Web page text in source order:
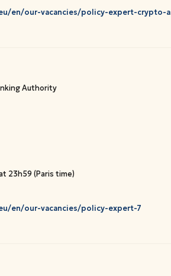
en/our-vacancies/policy-expert-crypto-
Authority
23h59 (Paris time)
en/our-vacancies/policy-expert-7